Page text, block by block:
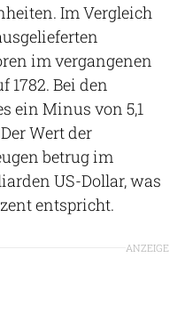
Im Vergleich
im vergangenen
1782. Bei den
ein Minus von 5,1
Wert der
betrug im
US-Dollar, was
entspricht.
ANZEIGE